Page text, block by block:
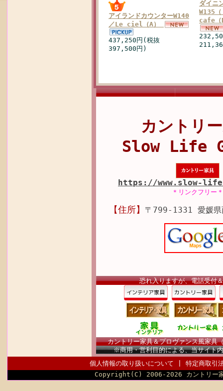
アイランドカウンターW140
／Le ciel（A）
437,250円(税抜
397,500円)
ダイニ
W135
cafe（
カントリ
Slow Life
https://www.slow-
＊リンクフリー＊
【住所】 〒799-1331 愛媛県
恐れ入りますが、電話受付
カントリー家具＆プロヴァンス風家
※商用・営利目的による、当サイト
個人情報の取り扱いについて
特定商取引
Copyright(C) 2006-2026 カント